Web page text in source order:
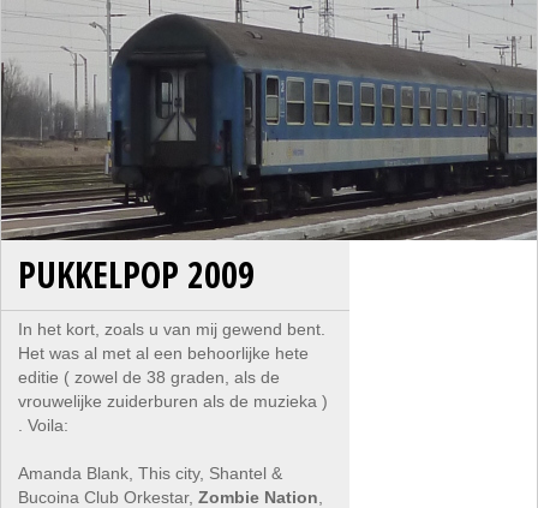
PUKKELPOP 2009
In het kort, zoals u van mij gewend bent.
Het was al met al een behoorlijke hete
editie ( zowel de 38 graden, als de
vrouwelijke zuiderburen als de muzieka )
. Voila:
Amanda Blank, This city, Shantel &
Bucoina Club Orkestar,Zombie Nation